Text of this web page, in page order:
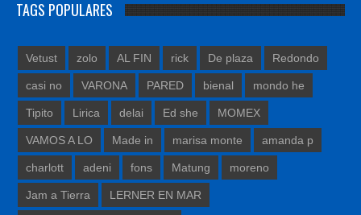
TAGS POPULARES
Vetust zolo AL FIN rick De plaza Redondo
casi no VARONA PARED bienal mondo he
Tipito Lirica delai Ed she MOMEX
VAMOS A LO Made in marisa monte amanda p
charlott adeni fons Matung moreno
Jam a Tierra LERNER EN MAR